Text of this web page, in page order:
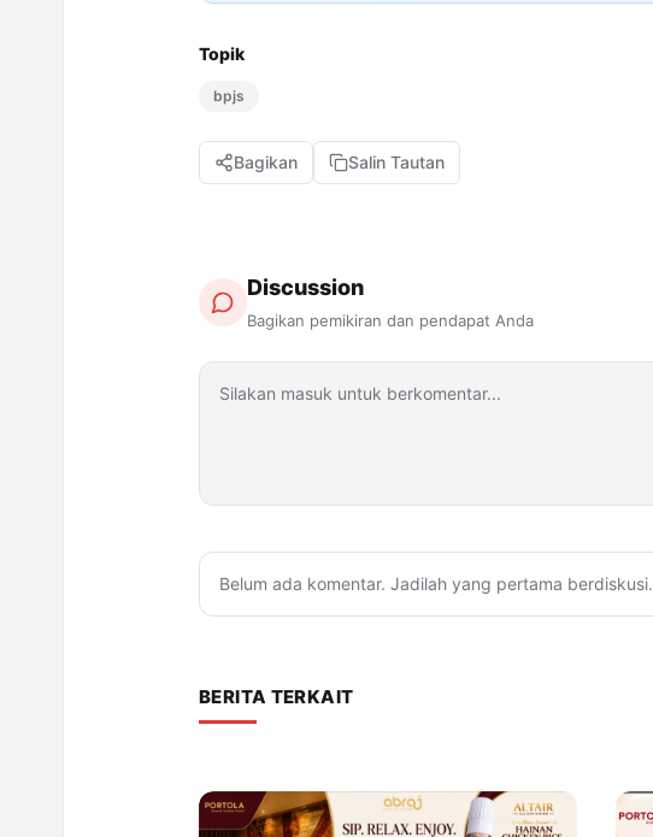
Topik
bpjs
Bagikan Salin Tautan
Discussion
Bagikan pemikiran dan pendapat Anda
Belum ada komentar. Jadilah yang pertama berdiskusi.
BERITA TERKAIT